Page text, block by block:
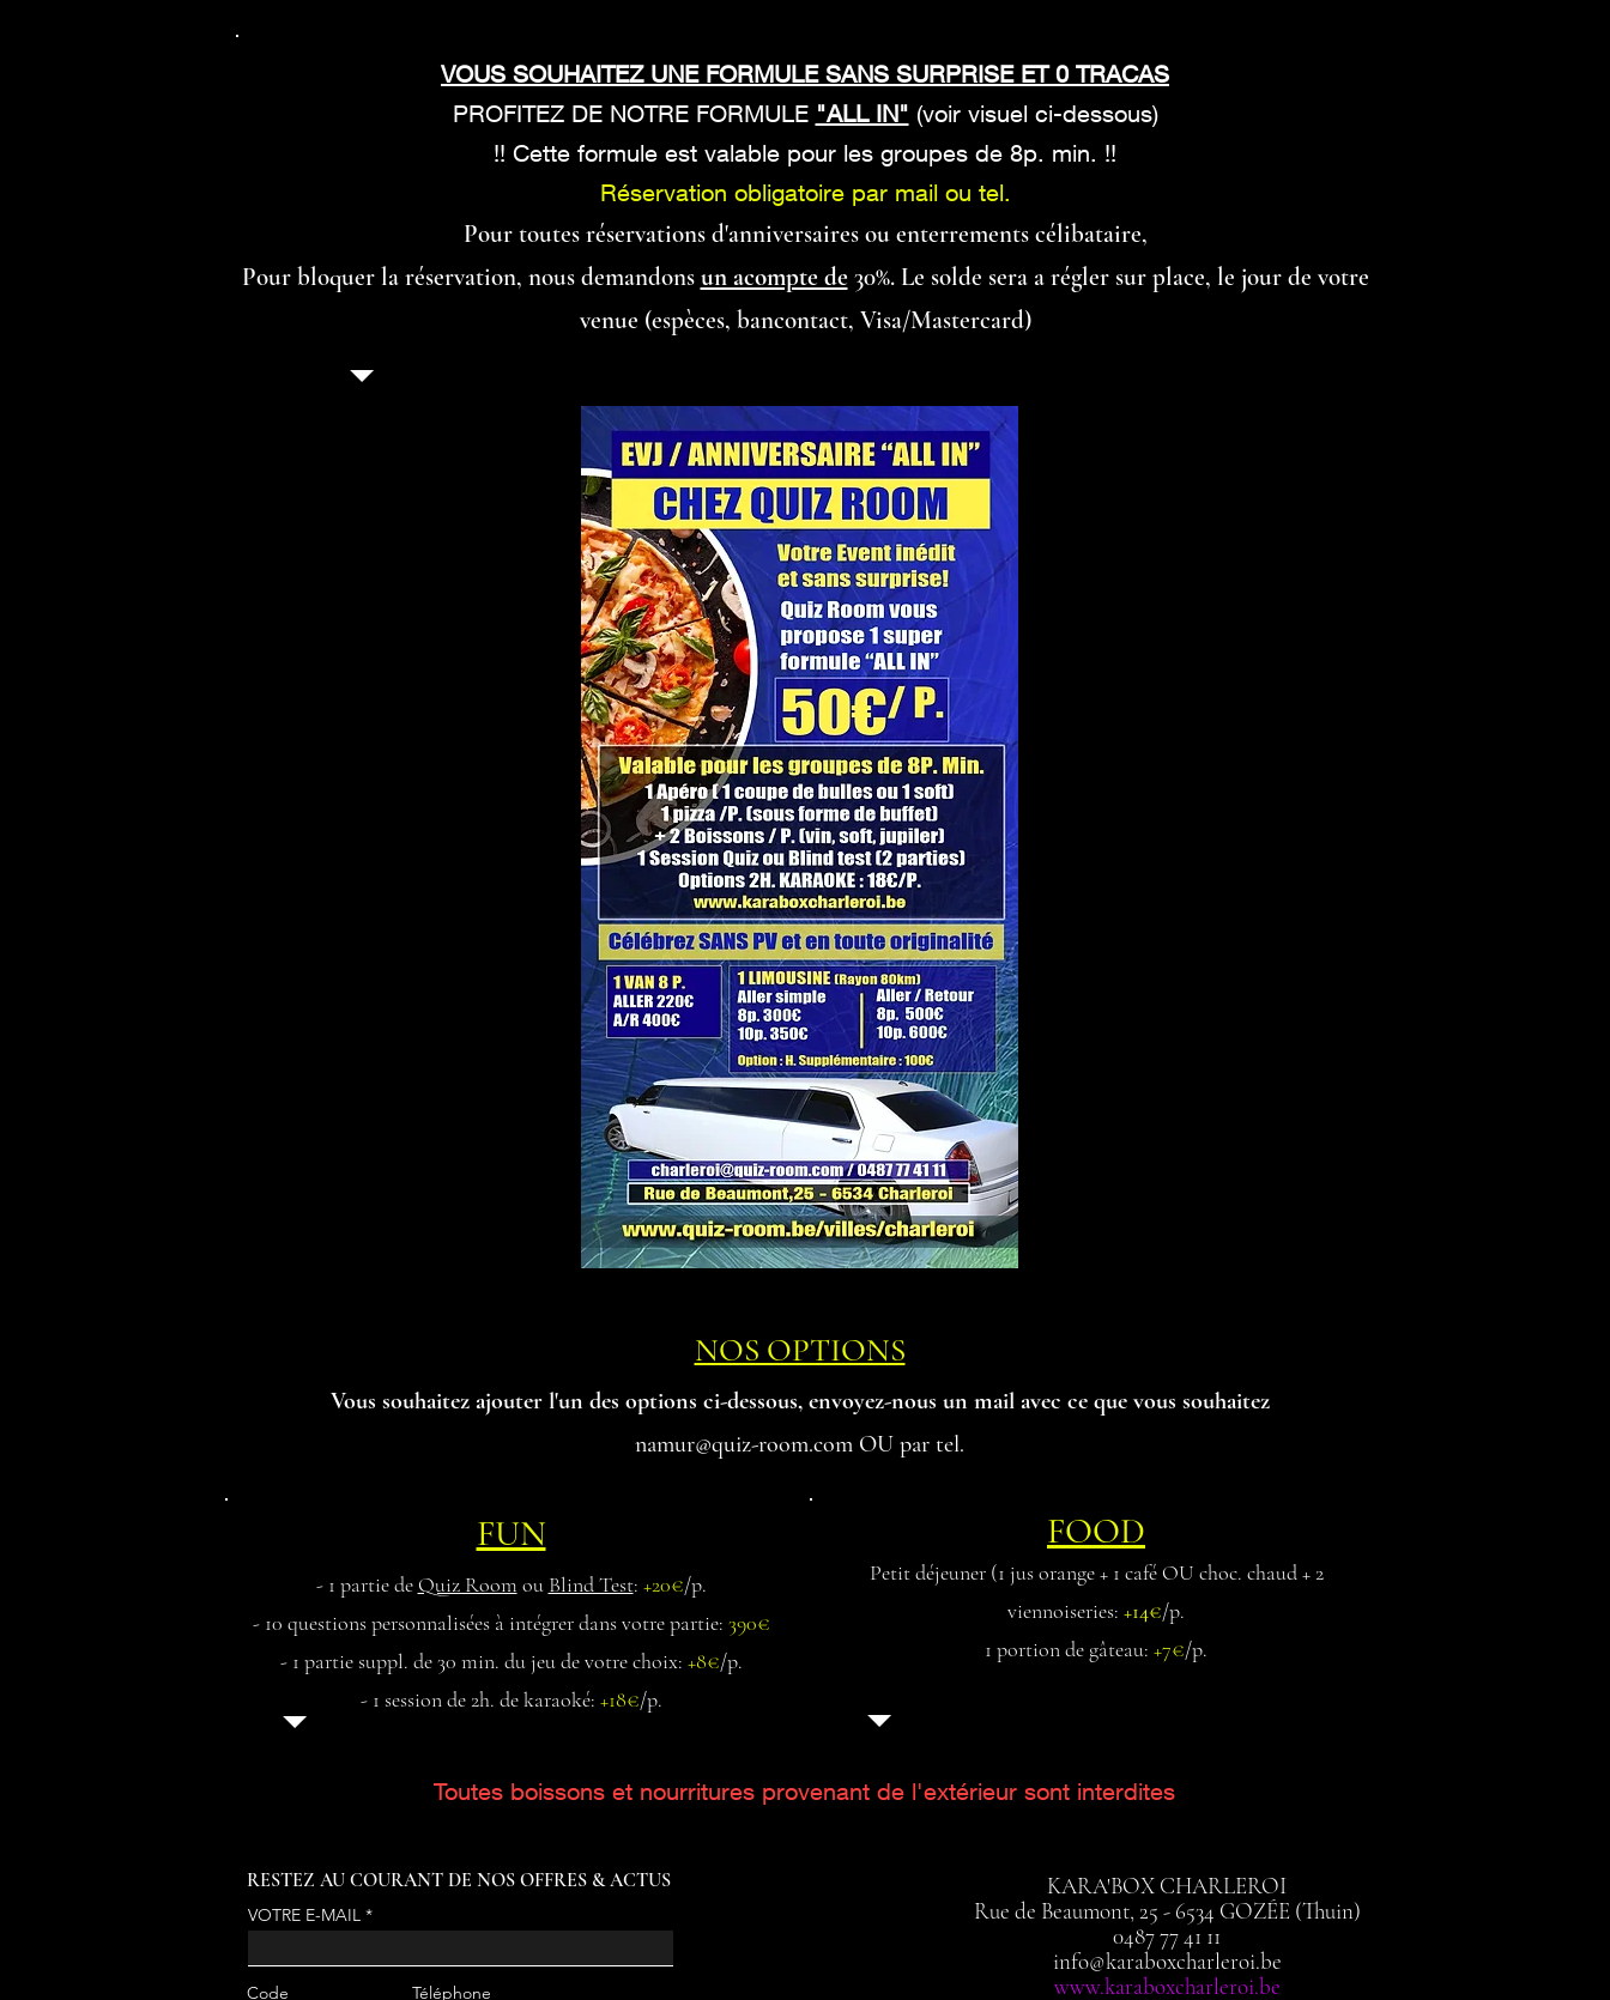
VOUS SOUHAITEZ UNE FORMULE SANS SURPRISE ET 0 TRACAS
PROFITEZ DE NOTRE FORMULE "ALL IN" (voir visuel ci-dessous)
!! Cette formule est valable pour les groupes de 8p. min. !!
Réservation obligatoire par mail ou tel.
Pour toutes réservations d'anniversaires ou enterrements célibataire,
Pour bloquer la réservation, nous demandons un acompte de 30%. Le solde sera a régler sur place, le jour de votre
venue (espèces, bancontact, Visa/Mastercard)
NOS OPTIONS
Vous souhaitez ajouter l'un des options ci-dessous, envoyez-nous un mail avec ce que vous souhaitez
namur@quiz-room.com OU par tel.
FUN
- 1 partie de Quiz Room ou Blind Test: +20€/p.
- 10 questions personnalisées à intégrer dans votre partie: 390€
- 1 partie suppl. de 30 min. du jeu de votre choix: +8€/p.
- 1 session de 2h. de karaoké: +18€/p.
FOOD
Petit déjeuner (1 jus orange + 1 café OU choc. chaud + 2
viennoiseries: +14€/p.
1 portion de gâteau: +7€/p.
Toutes boissons et nourritures provenant de l'extérieur sont interdites
RESTEZ AU COURANT DE NOS OFFRES & ACTUS
VOTRE E-MAIL
Code Téléphone
KARA'BOX CHARLEROI
Rue de Beaumont, 25 - 6534 GOZÉE (Thuin)
0487 77 41 11
info@karaboxcharleroi.be
www.karaboxcharleroi.be